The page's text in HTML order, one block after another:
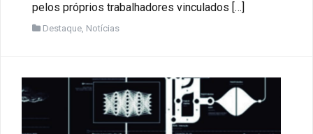
pelos próprios trabalhadores vinculados […]
Destaque, Notícias